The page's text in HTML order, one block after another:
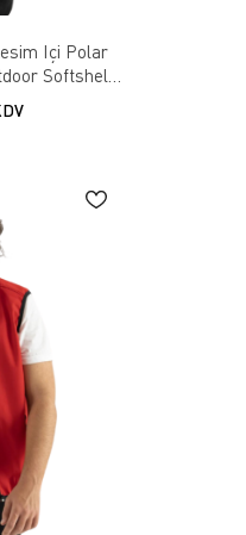
Içi Polar
Softshell